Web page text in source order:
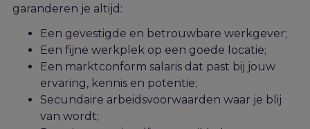
garanderen je altijd:
Een gevestigde en betrouwbare werkgever;
Een fijne werkplek op een goede locatie;
Een marktconform salaris dat past bij jouw
ervaring, kennis en potentie;
Secundaire arbeidsvoorwaarden waar je blij
van wordt;